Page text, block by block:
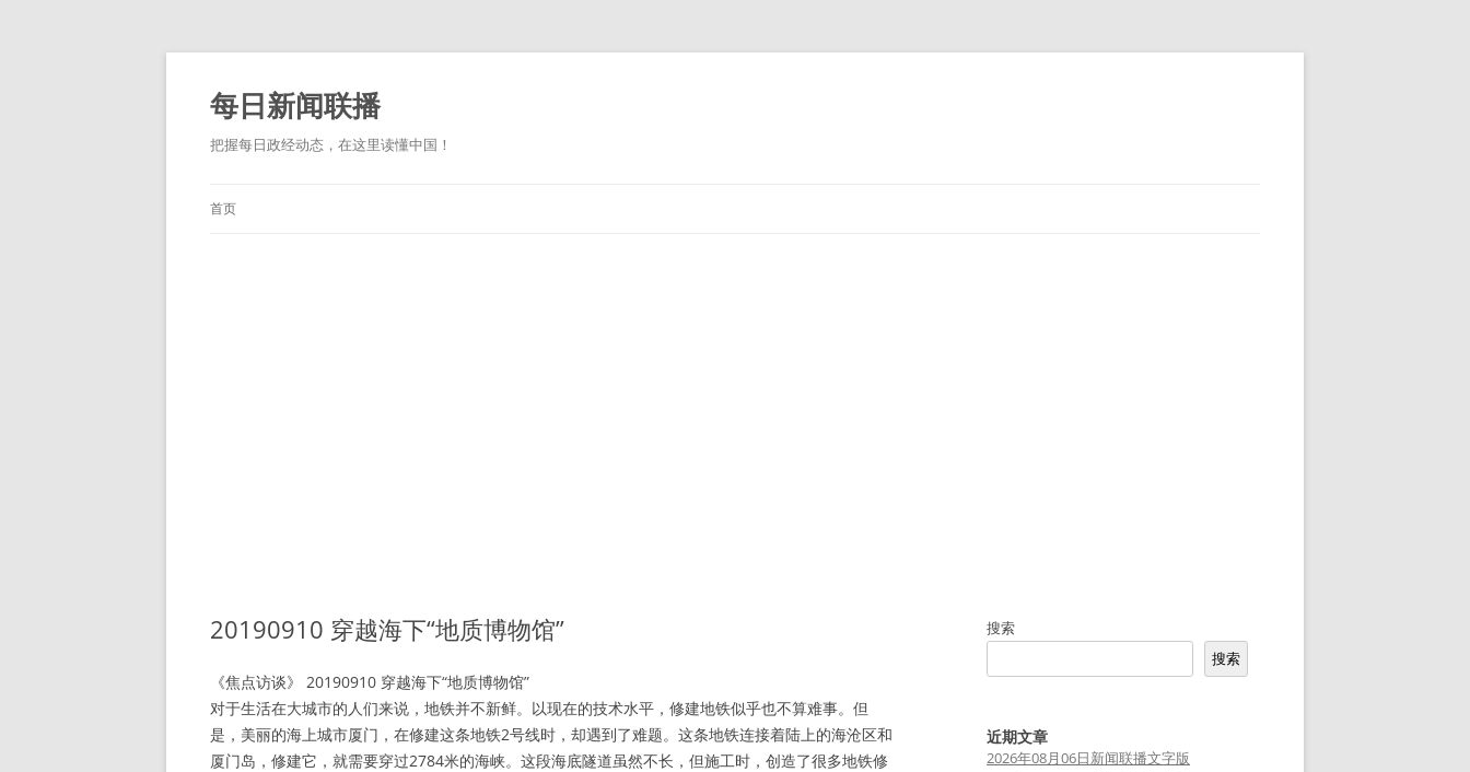
跳
正
文
每日新闻联播
把握每日政经动态，在这里读懂中国！
首页
20190910 穿越海下“地质博物馆”
《焦点访谈》 20190910 穿越海下“地质博物馆”
对于生活在大城市的人们来说，地铁并不新鲜。以现在的技术水平，修建地铁似乎也不算难事。但
是，美丽的海上城市厦门，在修建这条地铁2号线时，却遇到了难题。这条地铁连接着陆上的海沧区和
厦门岛，修建它，就需要穿过2784米的海峡。这段海底隧道虽然不长，但施工时，创造了很多地铁修
搜索
搜索
近期文章
2026年08月06日新闻联播文字版